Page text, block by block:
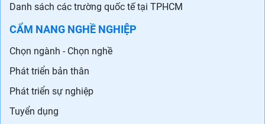
Danh sách các trường quốc tế tại TPHCM
CẨM NANG NGHỀ NGHIỆP
Chọn ngành - Chọn nghề
Phát triển bản thân
Phát triển sự nghiệp
Tuyển dụng